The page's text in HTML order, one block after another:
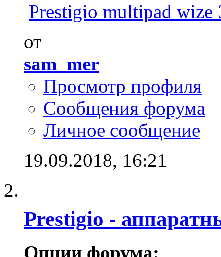
Prestigio multipad wize
от
sam_mer
Просмотр профиля
Сообщения форума
Личное сообщение
19.09.2018, 16:21
Prestigio -
Опции форума: